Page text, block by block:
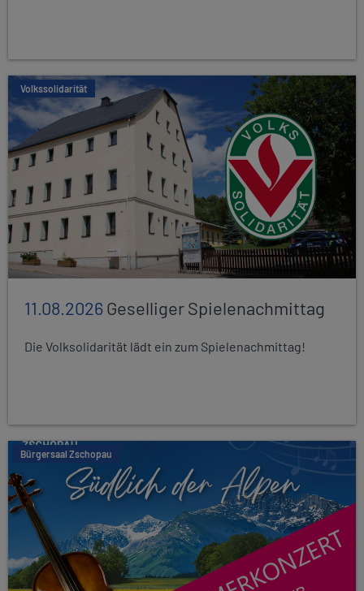
Volkssolidarität
11.08.2026Geselliger Spielenachmittag
Die Volksolidarität lädt ein zum Spielenachmittag!
Bürgersaal Zschopau